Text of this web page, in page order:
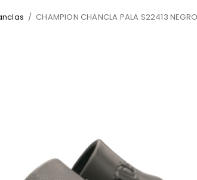
/ CHAMPION CHANCLA PALA S22413